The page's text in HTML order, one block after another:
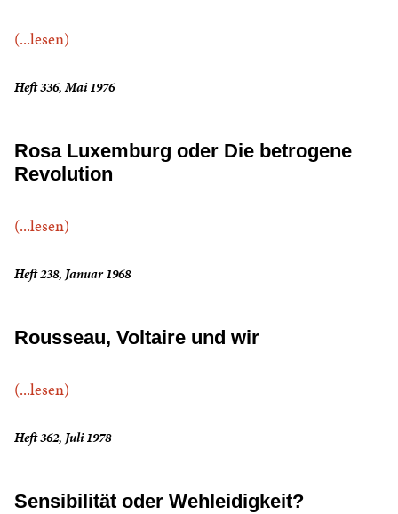
(...lesen)
Heft 336, Mai 1976
Rosa Luxemburg oder Die betrogene
Revolution
(...lesen)
Heft 238, Januar 1968
Rousseau, Voltaire und wir
(...lesen)
Heft 362, Juli 1978
Sensibilität oder Wehleidigkeit?